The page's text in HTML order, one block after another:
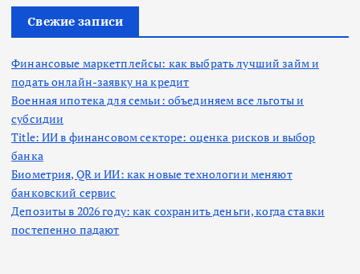
Свежие записи
Финансовые маркетплейсы: как выбрать лучший займ и
подать онлайн-заявку на кредит
Военная ипотека для семьи: объединяем все льготы и
субсидии
Title: ИИ в финансовом секторе: оценка рисков и выбор
банка
Биометрия, QR и ИИ: как новые технологии меняют
банковский сервис
Депозиты в 2026 году: как сохранить деньги, когда ставки
постепенно падают